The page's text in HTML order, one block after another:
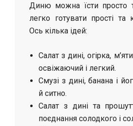
Диню можна їсти просто
легко готувати прості та
Ось кілька ідей:
Салат з дині, огірка,
освіжаючий і легкий.
Смузі з дині, банана і
й ситно.
Салат з дині та
поєднання солодкого і